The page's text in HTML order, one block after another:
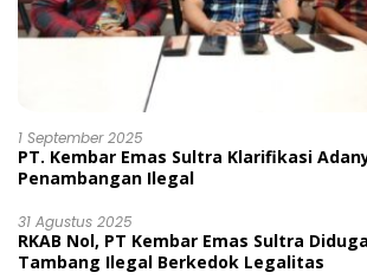
1 September 2025
PT. Kembar Emas Sultra Klarifikasi
Penambangan Ilegal
31 Agustus 2025
RKAB Nol, PT Kembar Emas Sultra
Tambang Ilegal Berkedok Legalitas